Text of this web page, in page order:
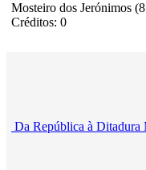
Mosteiro dos Jerónimos
Créditos: 0
Da República à Ditadura